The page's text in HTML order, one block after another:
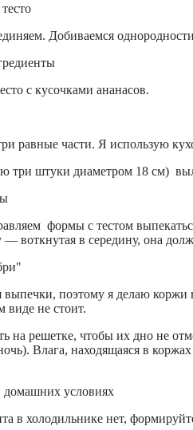
Добиваемся
с кусочками ананасов.
равные части. Я использую
три штуки диаметром 18 см)
формы с тестом
воткнутая в середину, она
поэтому я делаю коржи
виде не стоит.
на решетке, чтобы их дно не
Влага, находящаяся в
в холодильнике нет,